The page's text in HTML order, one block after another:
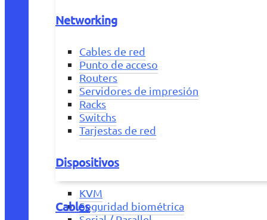
Networking
Cables de red
Punto de acceso
Routers
Servidores de impresión
Racks
Switchs
Tarjestas de red
Dispositivos
KVM
Seguridad biométrica
Cables